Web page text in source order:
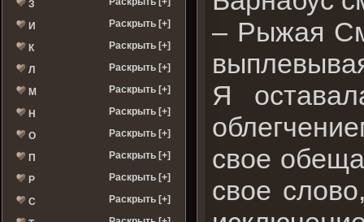
З
И Раскрыть [+]
К Раскрыть [+]
Л Раскрыть [+]
М Раскрыть [+]
Н Раскрыть [+]
О Раскрыть [+]
П Раскрыть [+]
Р Раскрыть [+]
С Раскрыть [+]
– Рыжая
Я
свое
свое